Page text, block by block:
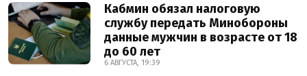
Кабмин обязал налоговую
службу передать Минобороны
данные мужчин в возрасте от 18
до 60 лет
6 АВГУСТА, 19:39